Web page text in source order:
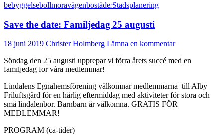
bebyggelsebollmoravägenbostäderStadsplanering
Save the date: Familjedag 25 augusti
18 juni 2019 Christer Holmberg Lämna en kommentar
Söndag den 25 augusti upprepar vi förra årets succé med en
familjedag för våra medlemmar!
Lindalens Egnahemsförening välkomnar medlemmarna till Alby
Friluftsgård för en härlig eftermiddag med aktiviteter för stora och
små lindalenbor. Barnbarn är välkomna. GRATIS FÖR
MEDLEMMAR!
PROGRAM (ca-tider)